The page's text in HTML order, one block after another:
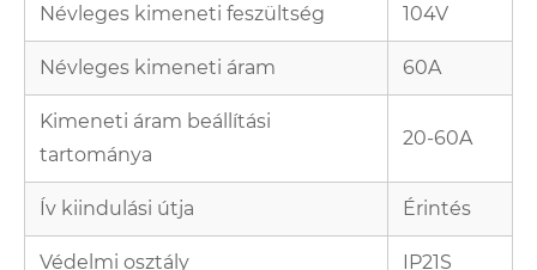
Névleges kimeneti feszültség 104V
Névleges kimeneti áram 60A
Kimeneti áram beállítási
tartománya
20-60A
Ív kiindulási útja Érintés
Védelmi osztály IP21S